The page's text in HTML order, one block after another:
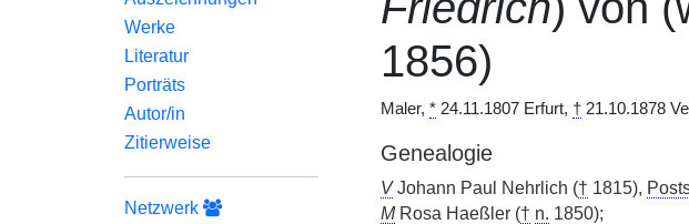
Werke
Literatur
Porträts
Autor/in
Zitierweise
Netzwerk
1856)
Maler, *24.11.1807 Erfurt, †21.10.1878
Genealogie
VJohann Paul Nehrlich († 1815),
MRosa Haeßler († n. 1850);